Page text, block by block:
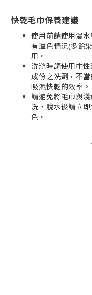
快乾毛巾保養建議
使用前請使用溫
有溢色情況(多餘
用。
洗滌時請使用中
成份之洗劑，不
吸濕快乾的效率。
請避免將毛巾與
洗，脫水後請立
色。